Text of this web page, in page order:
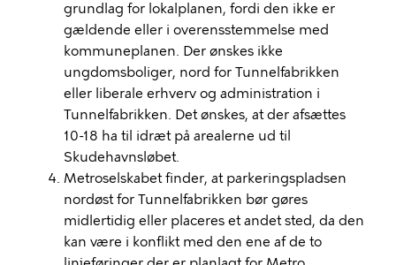
grundlag for lokalplanen, fordi den ikke er
gældende eller i overensstemmelse med
kommuneplanen. Der ønskes ikke
ungdomsboliger, nord for Tunnelfabrikken
eller liberale erhverv og administration i
Tunnelfabrikken. Det ønskes, at der afsættes
10-18 ha til idræt på arealerne ud til
Skudehavnsløbet.
Metroselskabet finder, at parkeringspladsen
nordøst for Tunnelfabrikken bør gøres
midlertidig eller placeres et andet sted, da den
kan være i konflikt med den ene af de to